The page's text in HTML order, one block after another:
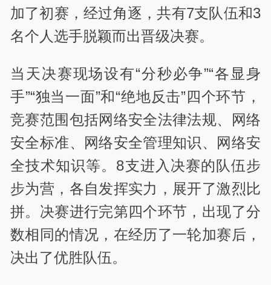
加了初赛，经过角逐，共有7支队伍和3
名个人选手脱颖而出晋级决赛。
当天决赛现场设有“分秒必争”“各显身
手”“独当一面”和“绝地反击”四个环节，
竞赛范围包括网络安全法律法规、网络
安全标准、网络安全管理知识、网络安
全技术知识等。8支进入决赛的队伍步
步为营，各自发挥实力，展开了激烈比
拼。决赛进行完第四个环节，出现了分
数相同的情况，在经历了一轮加赛后，
决出了优胜队伍。